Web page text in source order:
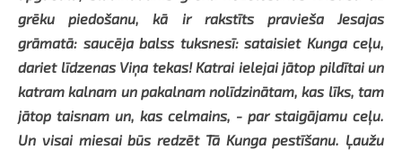
grēku piedošanu, kā ir rakstīts pravieša Jesajas
grāmatā: saucēja balss tuksnesī: sataisiet Kunga ceļu,
dariet līdzenas Viņa tekas! Katrai ielejai jātop pildītai un
katram kalnam un pakalnam nolīdzinātam, kas līks, tam
jātop taisnam un, kas celmains, - par staigājamu ceļu.
Un visai miesai būs redzēt Tā Kunga pestīšanu. Ļaužu